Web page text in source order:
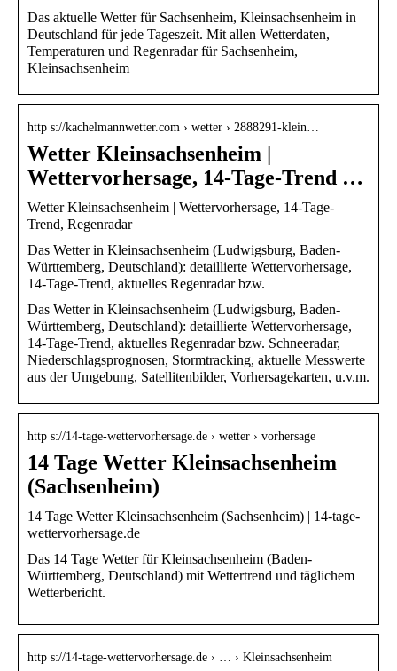
Das aktuelle Wetter für Sachsenheim, Kleinsachsenheim in
Deutschland für jede Tageszeit. Mit allen Wetterdaten,
Temperaturen und Regenradar für Sachsenheim,
Kleinsachsenheim
http s://kachelmannwetter.com › wetter › 2888291-klein…
Wetter Kleinsachsenheim |
Wettervorhersage, 14-Tage-Trend …
Wetter Kleinsachsenheim | Wettervorhersage, 14-Tage-
Trend, Regenradar
Das Wetter in Kleinsachsenheim (Ludwigsburg, Baden-
Württemberg, Deutschland): detaillierte Wettervorhersage,
14-Tage-Trend, aktuelles Regenradar bzw.
Das Wetter in Kleinsachsenheim (Ludwigsburg, Baden-
Württemberg, Deutschland): detaillierte Wettervorhersage,
14-Tage-Trend, aktuelles Regenradar bzw. Schneeradar,
Niederschlagsprognosen, Stormtracking, aktuelle Messwerte
aus der Umgebung, Satellitenbilder, Vorhersagekarten, u.v.m.
http s://14-tage-wettervorhersage.de › wetter › vorhersage
14 Tage Wetter Kleinsachsenheim
(Sachsenheim)
14 Tage Wetter Kleinsachsenheim (Sachsenheim) | 14-tage-
wettervorhersage.de
Das 14 Tage Wetter für Kleinsachsenheim (Baden-
Württemberg, Deutschland) mit Wettertrend und täglichem
Wetterbericht.
http s://14-tage-wettervorhersage.de › … › Kleinsachsenheim